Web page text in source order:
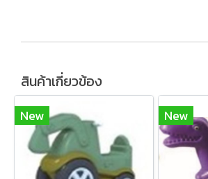
สินค้าเกี่ยวข้อง
New New